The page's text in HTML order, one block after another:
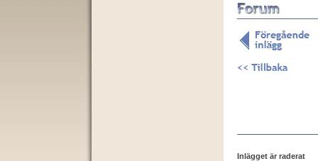
Inlägget är raderat